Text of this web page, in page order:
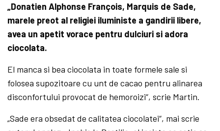
„Donatien Alphonse François, Marquis de Sade,
marele preot al religiei iluministe a gandirii libere,
avea un apetit vorace pentru dulciuri si adora
ciocolata.
El manca si bea ciocolata in toate formele sale si
folosea supozitoare cu unt de cacao pentru alinarea
disconfortului provocat de hemoroizi“, scrie Martin.
„Sade era obsedat de calitatea ciocolatei“, mai scrie